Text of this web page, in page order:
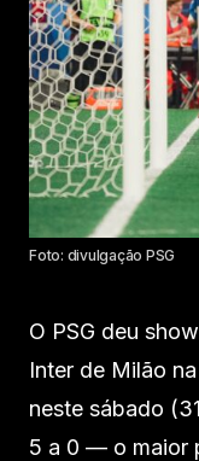
Foto: divulgação PSG
O PSG deu
Inter de Milão
neste sábado
5 a 0 — o maior